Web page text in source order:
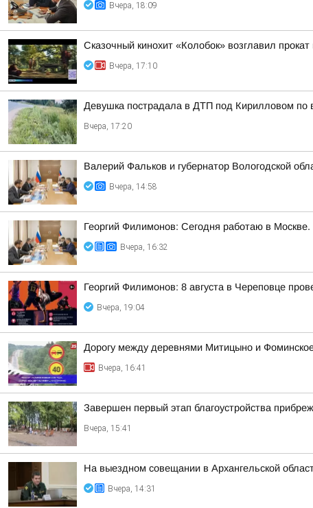
Вчера, 18:09
Сказочный кинохит «Колобок» возглавил прокат
Вчера, 17:10
Девушка пострадала в ДТП под Кирилловом по
Вчера, 17:20
Валерий Фальков и губернатор Вологодской
Вчера, 14:58
Георгий Филимонов: Сегодня работаю в
Вчера, 16:32
Георгий Филимонов: 8 августа в Череповце
Вчера, 19:04
Дорогу между деревнями Митицыно и
Вчера, 16:41
Завершен первый этап благоустройства
Вчера, 15:41
На выездном совещании в Архангельской
Вчера, 14:31